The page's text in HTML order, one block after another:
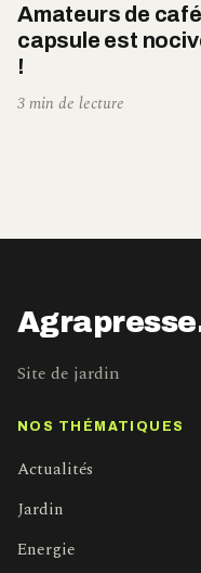
Amateurs de
capsule est
!
3 min de lecture
Site de jardin
NOS THÉMATIQUES
Actualités
Jardin
Energie